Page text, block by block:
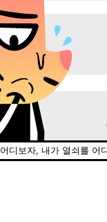
어디보자, 내가 열쇠를 어